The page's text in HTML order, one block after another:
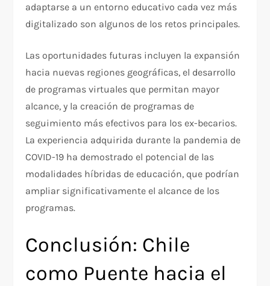
adaptarse a un entorno educativo cada vez más
digitalizado son algunos de los retos principales.
Las oportunidades futuras incluyen la expansión
hacia nuevas regiones geográficas, el desarrollo
de programas virtuales que permitan mayor
alcance, y la creación de programas de
seguimiento más efectivos para los ex-becarios.
La experiencia adquirida durante la pandemia de
COVID-19 ha demostrado el potencial de las
modalidades híbridas de educación, que podrían
ampliar significativamente el alcance de los
programas.
Conclusión: Chile
como Puente hacia el